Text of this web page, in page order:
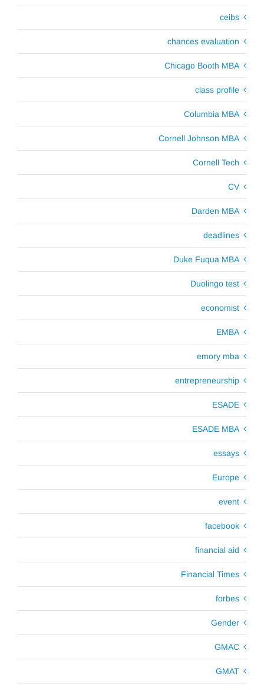
ceibs
chances evaluation
Chicago Booth MBA
class profile
Columbia MBA
Cornell Johnson MBA
Cornell Tech
CV
Darden MBA
deadlines
Duke Fuqua MBA
Duolingo test
economist
EMBA
emory mba
entrepreneurship
ESADE
ESADE MBA
essays
Europe
event
facebook
financial aid
Financial Times
forbes
Gender
GMAC
GMAT